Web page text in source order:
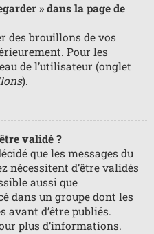
» dans la page de
des brouillons de vos
Pour les
de l’utilisateur (onglet
).
validé ?
que les messages du
nécessitent d’être validés
aussi que
dans un groupe dont les
avant d’être publiés.
plus d’informations.